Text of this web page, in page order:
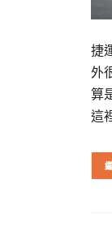
捷
外
算
這